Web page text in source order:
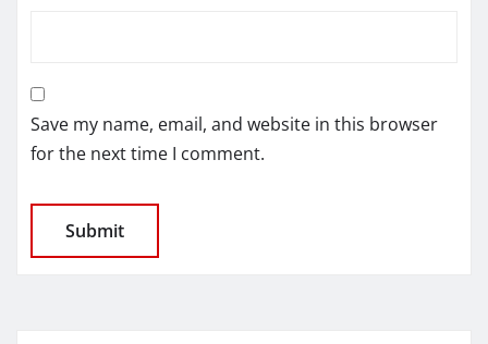
Save my name, email, and website in this browser
for the next time I comment.